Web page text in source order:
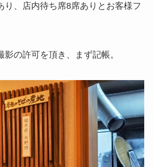
り、店内待ち席8席ありとお客様フ
影の許可を頂き、まず記帳。